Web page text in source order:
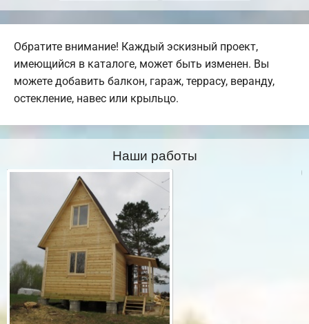
Обратите внимание! Каждый эскизный проект,
имеющийся в каталоге, может быть изменен. Вы
можете добавить балкон, гараж, террасу, веранду,
остекление, навес или крыльцо.
Наши работы